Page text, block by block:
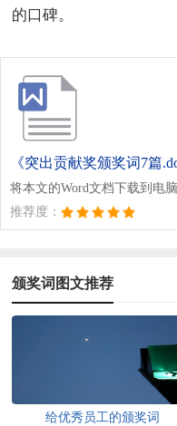
的口碑。
《突出贡献奖颁奖词7篇
将本文的Word文档下载到电
推荐度：
颁奖词图文推荐
给优秀员工的颁奖词